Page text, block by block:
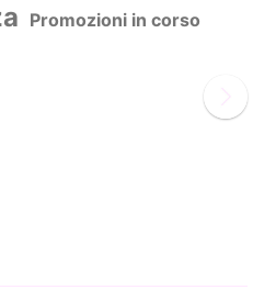
Promozioni in corso